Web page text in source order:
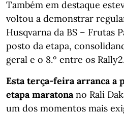
Também em destaque
voltou a demonstrar
Husqvarna da BS – Frutas
posto da etapa,
geral e o 8.º entre os
Esta terça-feira arranca a
etapa maratona no Rali
um dos momentos mais